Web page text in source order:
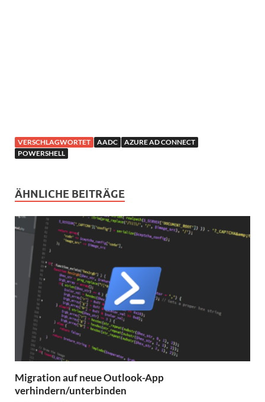
VERSCHLAGWORTET AADC
AZURE AD CONNECT
POWERSHELL
ÄHNLICHE BEITRÄGE
Migration auf neue Outlook-App
verhindern/unterbinden